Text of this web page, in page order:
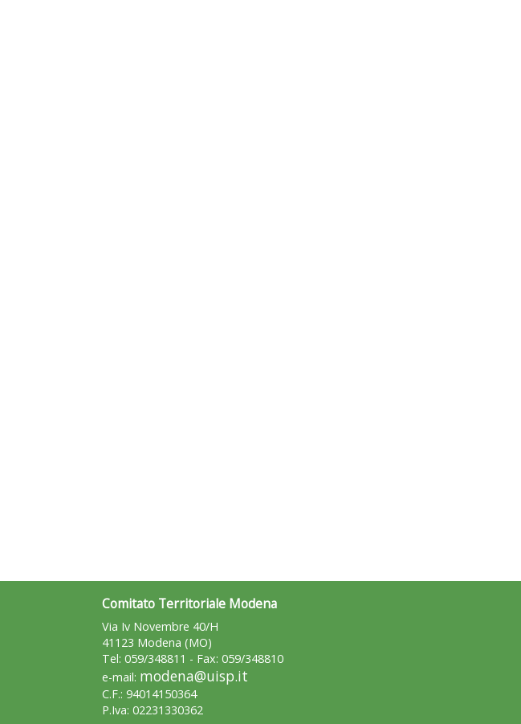
Comitato Territoriale Modena
Via Iv Novembre 40/H
41123 Modena (MO)
Tel: 059/348811 - Fax: 059/348810
e-mail: modena@uisp.it
C.F.: 94014150364
P.Iva: 02231330362